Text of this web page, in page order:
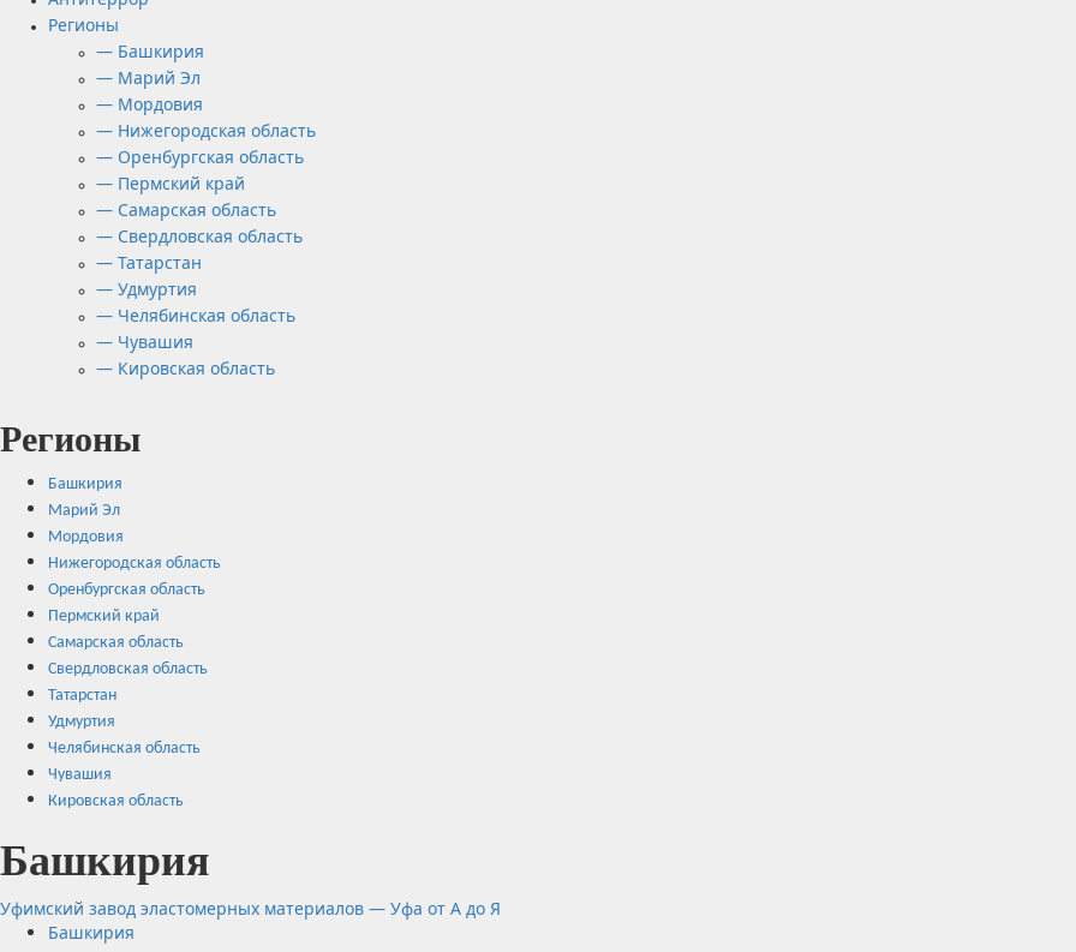
Регионы
— Башкирия
— Марий Эл
— Мордовия
— Нижегородская область
— Оренбургская область
— Пермский край
— Самарская область
— Свердловская область
— Татарстан
— Удмуртия
— Челябинская область
— Чувашия
— Кировская область
Регионы
Башкирия
Марий Эл
Мордовия
Нижегородская область
Оренбургская область
Пермский край
Самарская область
Свердловская область
Татарстан
Удмуртия
Челябинская область
Чувашия
Кировская область
Башкирия
Уфимский завод эластомерных материалов — Уфа от А до Я
Башкирия